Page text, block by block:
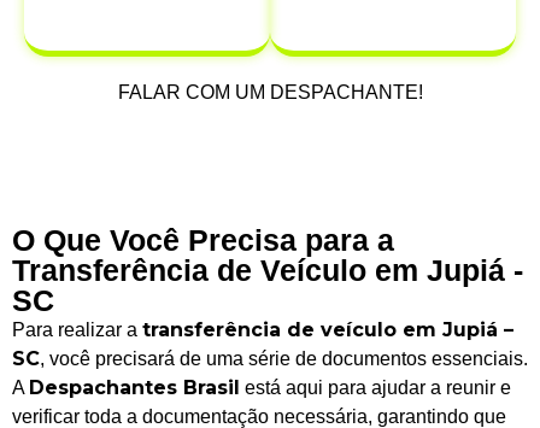
FALAR COM UM DESPACHANTE!
O Que Você Precisa para a
Transferência de Veículo em Jupiá -
SC
Para realizar a transferência de veículo em Jupiá –
SC, você precisará de uma série de documentos essenciais.
A Despachantes Brasil está aqui para ajudar a reunir e
verificar toda a documentação necessária, garantindo que